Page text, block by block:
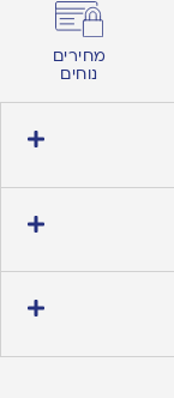
מחירים
נוחים